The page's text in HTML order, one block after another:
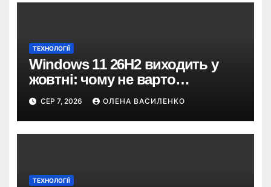
ТЕХНОЛОГІЇ
Windows 11 26H2 виходить у
жовтні: чому не варто
пропускати це оновлення
СЕР 7, 2026 ОЛЕНА ВАСИЛЕНКО
ТЕХНОЛОГІЇ